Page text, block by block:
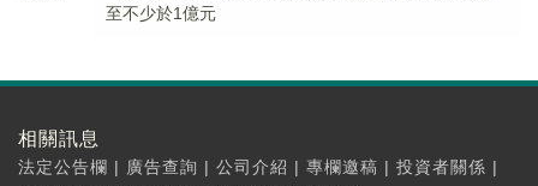
至不少於1億元
相關訊息
法定公告欄 | 廣告查詢 | 公司介紹 | 專欄邀稿 | 投資者關係 |